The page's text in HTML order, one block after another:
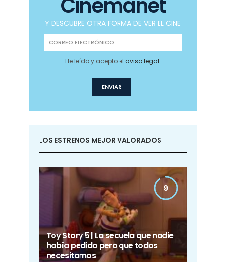
Cinemanet
Y DESCUBRE OTRA FORMA DE VER EL CINE
He leído y acepto elaviso legal.
LOS ESTRENOS MEJOR VALORADOS
9
Toy Story 5 | La secuela que nadie
había pedido pero que todos
necesitamos